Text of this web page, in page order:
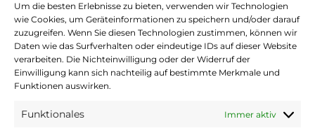
Um die besten Erlebnisse zu bieten, verwenden wir Technologien
wie Cookies, um Geräteinformationen zu speichern und/oder darauf
zuzugreifen. Wenn Sie diesen Technologien zustimmen, können wir
Daten wie das Surfverhalten oder eindeutige IDs auf dieser Website
verarbeiten. Die Nichteinwilligung oder der Widerruf der
Einwilligung kann sich nachteilig auf bestimmte Merkmale und
Funktionen auswirken.
Funktionales Immer aktiv